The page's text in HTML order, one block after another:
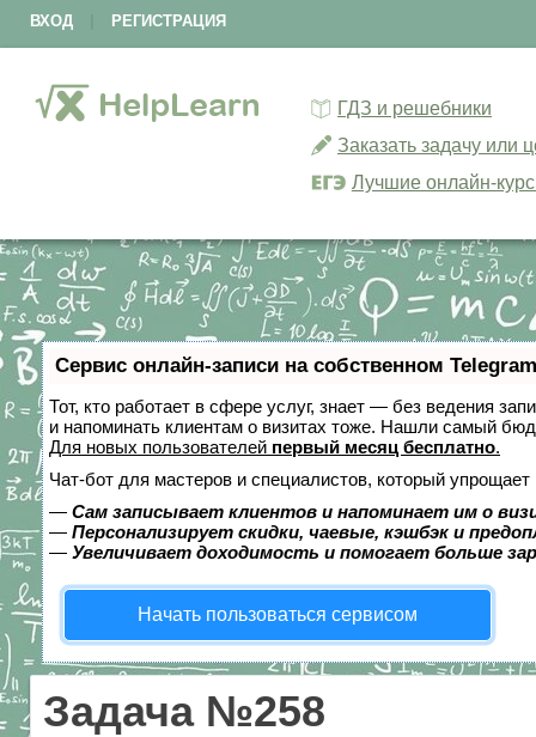
ВХОД РЕГИСТРАЦИЯ
ГДЗ и решебники
Заказать задачу или
Лучшие онлайн-
Сервис онлайн-записи на собственном
Тот, кто работает в сфере услуг, знает — без ведения
и напоминать клиентам о визитах тоже. Нашли самый
Для новых пользователей первый месяц бесплатно.
Чат-бот для мастеров и специалистов, который упрощает
— Сам записывает клиентов и напоминает им о
— Персонализирует скидки, чаевые, кэшбэк и
— Увеличивает доходимость и помогает больше
Начать пользоваться сервисом
Задача №258